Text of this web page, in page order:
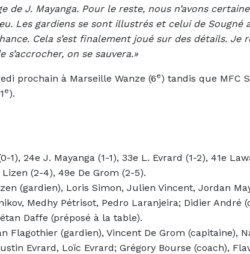
de J. Mayanga. Pour le reste, nous n’avons
Les gardiens se sont illustrés et celui de Sougné
Cela s’est finalement joué sur des détails. Je
on se sauvera.»
prochain à Marseille Wanze (6e) tandis que MFC
e).
1), 24e J. Mayanga (1-1), 33e L. Evrard (1-2), 41e
(2-4), 49e De Grom (2-5).
(gardien), Loris Simon, Julien Vincent, Jordan
Medhy Pétrisot, Pedro Laranjeira; Didier André
Daffe (préposé à la table).
Flagothier (gardien), Vincent De Grom (capitaine),
Evrard, Loïc Evrard; Grégory Bourse (coach),